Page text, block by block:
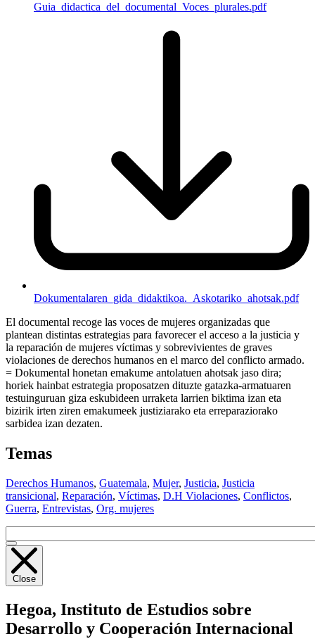
Guia_didactica_del_documental_Voces_plurales.pdf
Dokumentalaren_gida_didaktikoa._Askotariko_ahotsak.pdf
El documental recoge las voces de mujeres organizadas que
plantean distintas estrategias para favorecer el acceso a la justicia y
la reparación de mujeres víctimas y sobrevivientes de graves
violaciones de derechos humanos en el marco del conflicto armado.
= Dokumental honetan emakume antolatuen ahotsak jaso dira;
horiek hainbat estrategia proposatzen dituzte gatazka-armatuaren
testuinguruan giza eskubideen urraketa larrien biktima izan eta
bizirik irten ziren emakumeek justiziarako eta erreparaziorako
sarbidea izan dezaten.
Temas
Derechos Humanos, Guatemala, Mujer, Justicia, Justicia
transicional, Reparación, Víctimas, D.H Violaciones, Conflictos,
Guerra, Entrevistas, Org. mujeres
Close
Hegoa, Instituto de Estudios sobre
Desarrollo y Cooperación Internacional